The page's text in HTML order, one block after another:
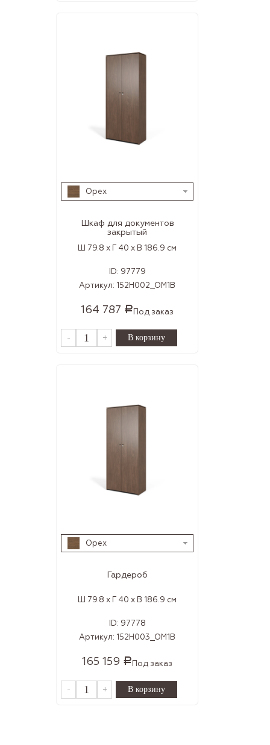
Орех
Шкаф для документов
закрытый
Ш 79.8 x Г 40 x В 186.9 см
ID: 97779
Артикул: 152H002_OM1B
164 787 Р Под заказ
- +
Орех
Гардероб
Ш 79.8 x Г 40 x В 186.9 см
ID: 97778
Артикул: 152H003_OM1B
165 159 Р Под заказ
- +